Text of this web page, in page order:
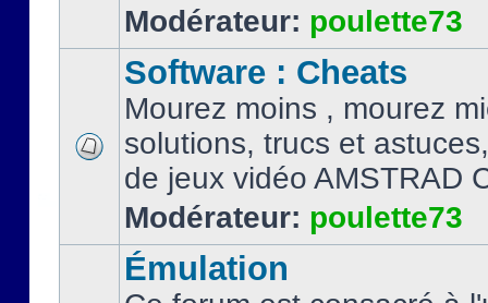
Modérateur: poulette73
Software : Cheats
Mourez moins , mourez
solutions, trucs et
de jeux vidéo AMSTRAD
Modérateur: poulette73
Émulation